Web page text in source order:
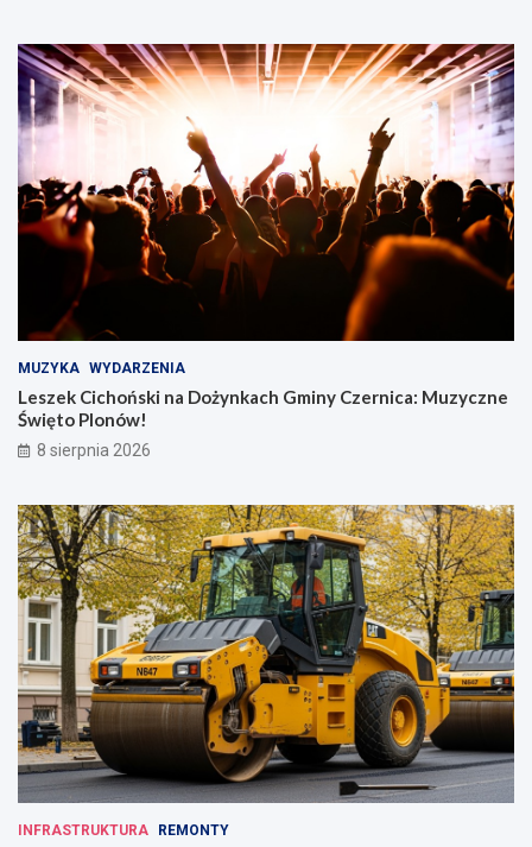
MUZYKA WYDARZENIA
Leszek Cichoński na Dożynkach Gminy Czernica: Muzyczne
Święto Plonów!
8 sierpnia 2026
INFRASTRUKTURA REMONTY